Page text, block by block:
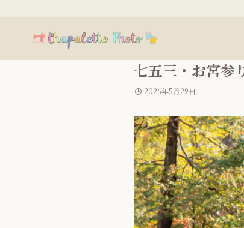
七五三・お宮
2026年5月29日